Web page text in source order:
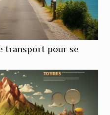
transport pour se